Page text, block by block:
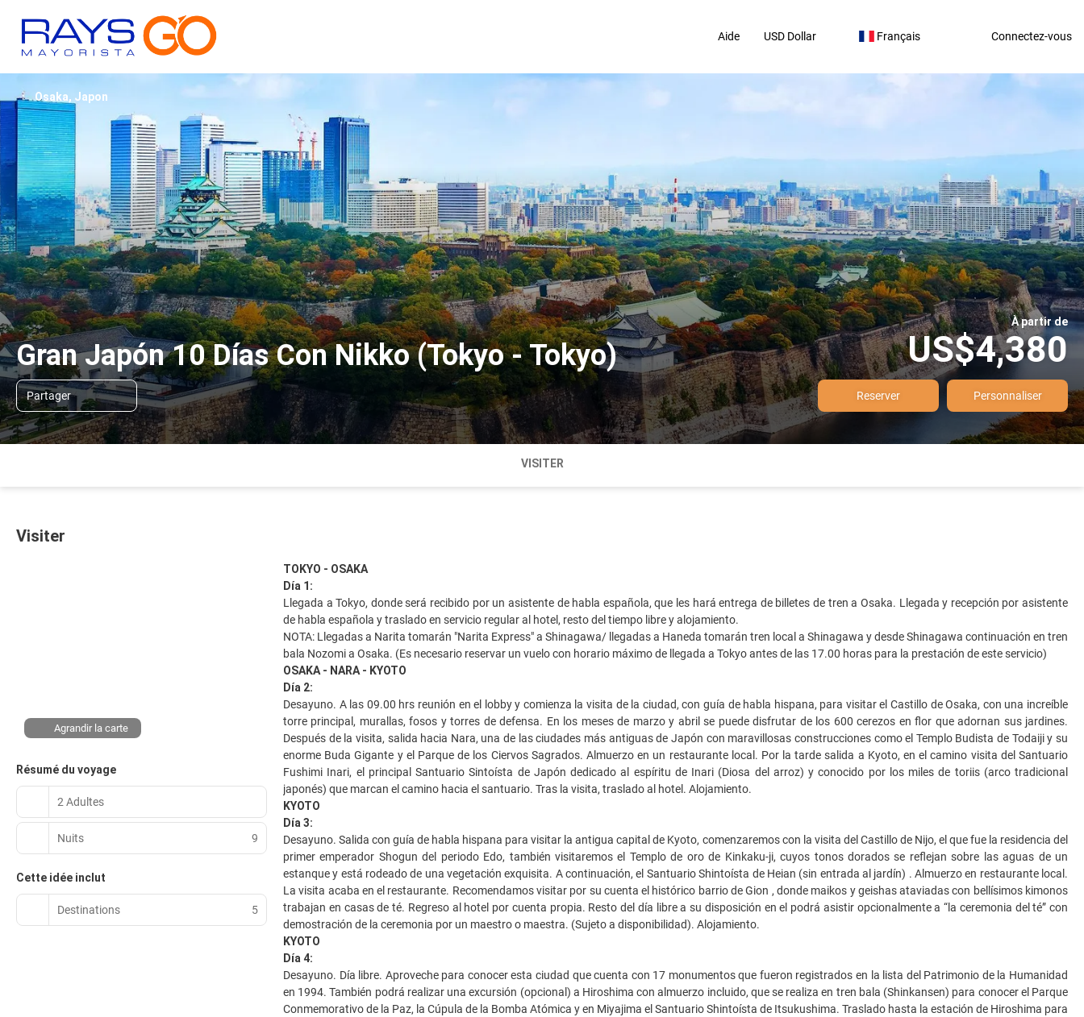
Aide USD Dollar Français Connectez-vous
Gran Japón 10 Días Con Nikko (Tokyo - Tokyo)
À partir de
US$4,380
Partager Reserver Personnaliser
Osaka, Japon
VISITER
Visiter
Agrandir la carte
Résumé du voyage
2 Adultes
Nuits 9
Cette idée inclut
Destinations 5
TOKYO - OSAKA
Día 1:
Llegada a Tokyo, donde será recibido por un asistente de habla española, que les hará entrega de billetes de tren a Osaka. Llegada y recepción por asistente
de habla española y traslado en servicio regular al hotel, resto del tiempo libre y alojamiento.
NOTA: Llegadas a Narita tomarán "Narita Express" a Shinagawa/ llegadas a Haneda tomarán tren local a Shinagawa y desde Shinagawa continuación en tren
bala Nozomi a Osaka. (Es necesario reservar un vuelo con horario máximo de llegada a Tokyo antes de las 17.00 horas para la prestación de este servicio)
OSAKA - NARA - KYOTO
Día 2:
Desayuno. A las 09.00 hrs reunión en el lobby y comienza la visita de la ciudad, con guía de habla hispana, para visitar el Castillo de Osaka, con una increíble
torre principal, murallas, fosos y torres de defensa. En los meses de marzo y abril se puede disfrutar de los 600 cerezos en flor que adornan sus jardines.
Después de la visita, salida hacia Nara, una de las ciudades más antiguas de Japón con maravillosas construcciones como el Templo Budista de Todaiji y su
enorme Buda Gigante y el Parque de los Ciervos Sagrados. Almuerzo en un restaurante local. Por la tarde salida a Kyoto, en el camino visita del Santuario
Fushimi Inari, el principal Santuario Sintoísta de Japón dedicado al espíritu de Inari (Diosa del arroz) y conocido por los miles de toriis (arco tradicional
japonés) que marcan el camino hacia el santuario. Tras la visita, traslado al hotel. Alojamiento.
KYOTO
Día 3:
Desayuno. Salida con guía de habla hispana para visitar la antigua capital de Kyoto, comenzaremos con la visita del Castillo de Nijo, el que fue la residencia del
primer emperador Shogun del periodo Edo, también visitaremos el Templo de oro de Kinkaku-ji, cuyos tonos dorados se reflejan sobre las aguas de un
estanque y está rodeado de una vegetación exquisita. A continuación, el Santuario Shintoísta de Heian (sin entrada al jardín) . Almuerzo en restaurante local.
La visita acaba en el restaurante. Recomendamos visitar por su cuenta el histórico barrio de Gion , donde maikos y geishas ataviadas con bellísimos kimonos
trabajan en casas de té. Regreso al hotel por cuenta propia. Resto del día libre a su disposición en el podrá asistir opcionalmente a “la ceremonia del té” con
demostración de la ceremonia por un maestro o maestra. (Sujeto a disponibilidad). Alojamiento.
KYOTO
Día 4:
Desayuno. Día libre. Aproveche para conocer esta ciudad que cuenta con 17 monumentos que fueron registrados en la lista del Patrimonio de la Humanidad
en 1994. También podrá realizar una excursión (opcional) a Hiroshima con almuerzo incluido, que se realiza en tren bala (Shinkansen) para conocer el Parque
Conmemorativo de la Paz, la Cúpula de la Bomba Atómica y en Miyajima el Santuario Shintoísta de Itsukushima. Traslado hasta la estación de Hiroshima para